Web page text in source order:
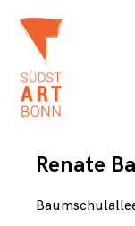
content
B
a
r
h
R
Renate